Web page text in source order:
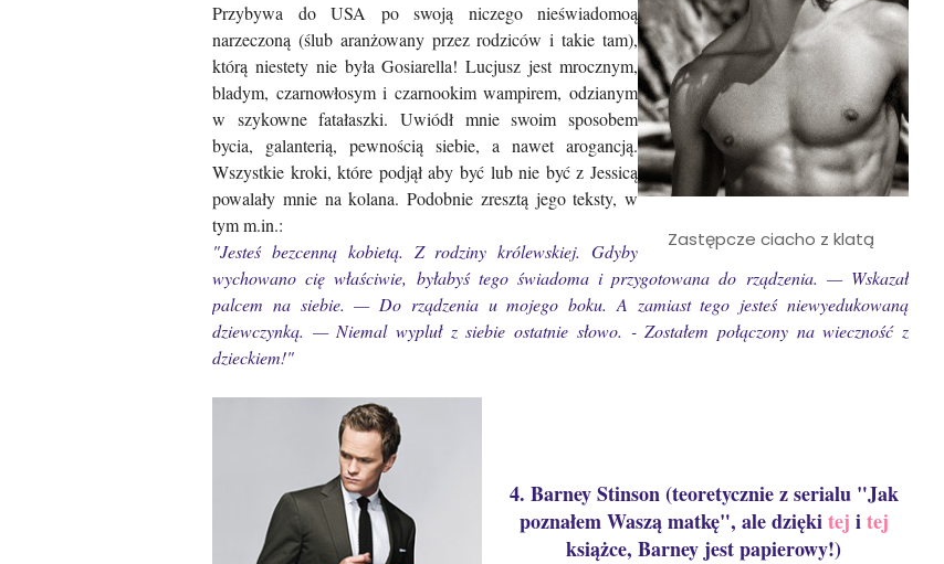
Zastępcze ciacho z klatą
Przybywa do USA po swoją niczego nieświadomoą
narzeczoną (ślub aranżowany przez rodziców i takie tam),
którą niestety nie była Gosiarella! Lucjusz jest mrocznym,
bladym, czarnowłosym i czarnookim wampirem, odzianym
w szykowne fatałaszki. Uwiódł mnie swoim sposobem
bycia, galanterią, pewnością siebie, a nawet arogancją.
Wszystkie kroki, które podjął aby być lub nie być z Jessicą
powalały mnie na kolana. Podobnie zresztą jego teksty, w
tym m.in.:
"Jesteś bezcenną kobietą. Z rodziny królewskiej. Gdyby
wychowano cię właściwie, byłabyś tego świadoma i przygotowana do rządzenia. — Wskazał
palcem na siebie. — Do rządzenia u mojego boku. A zamiast tego jesteś niewyedukowaną
dziewczynką. — Niemal wypluł z siebie ostatnie słowo. - Zostałem połączony na wieczność z
dzieckiem!"
4. Barney Stinson (teoretycznie z serialu "Jak
poznałem Waszą matkę", ale dziękitej itej
książce, Barney jest papierowy!)